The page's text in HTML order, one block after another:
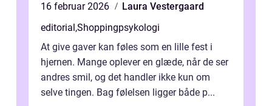
16 februar 2026
Laura Vestergaard
editorial ,Shoppingpsykologi
At give gaver kan føles som en lille fest i
hjernen. Mange oplever en glæde, når de ser
andres smil, og det handler ikke kun om
selve tingen. Bag følelsen ligger både p...